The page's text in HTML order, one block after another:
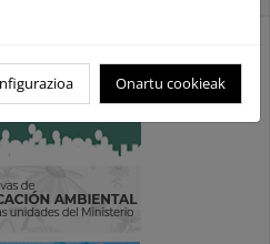
Onartu cookieak